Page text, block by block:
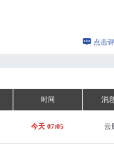
点击
时间 消
今天 07:05 云